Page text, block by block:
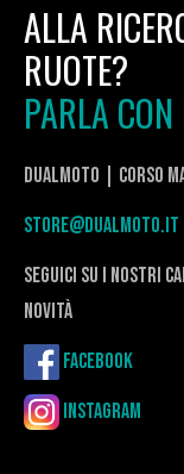
ALLA
RUOTE?
PARLA
DualMoto | corso
store@dualmoto.it
seguici su i nostri
novità
Facebook
Instagram